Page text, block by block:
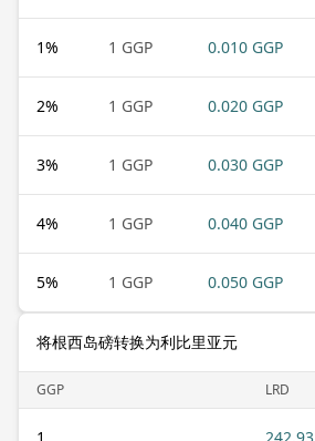
1% 1 GGP 0.010 GGP
2% 1 GGP 0.020 GGP
3% 1 GGP 0.030 GGP
4% 1 GGP 0.040 GGP
5% 1 GGP 0.050 GGP
将根西岛磅转换为利比里亚元
GGP LRD